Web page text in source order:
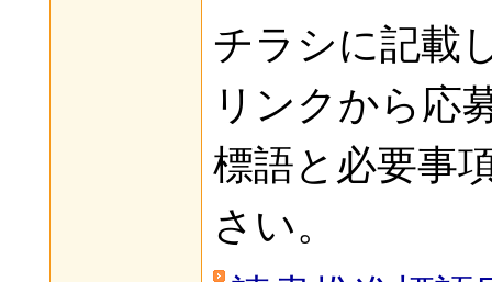
チラシに記載
リンクから応
標語と必要事
さい。